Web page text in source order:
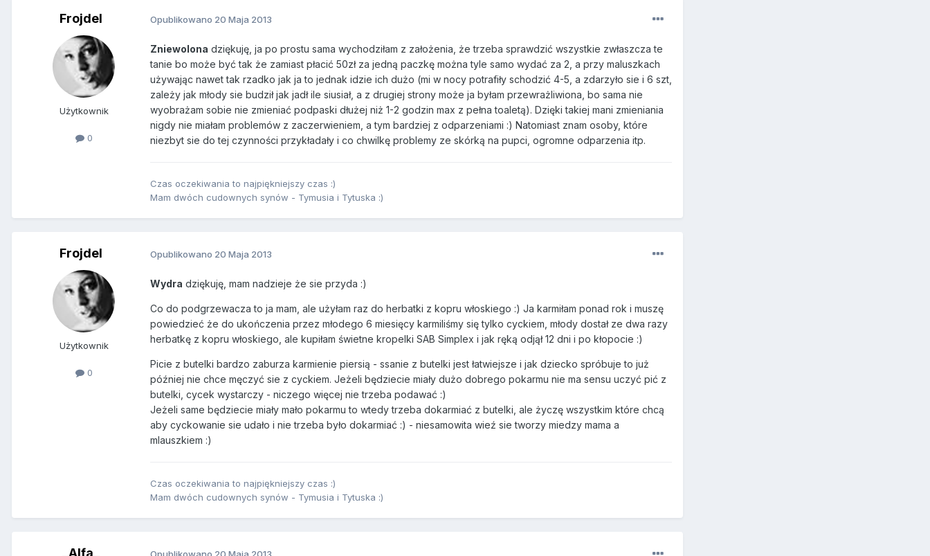
Frojdel
Użytkownik
0
Opublikowano 20 Maja 2013
Zniewolona dziękuję, ja po prostu sama wychodziłam z założenia, że trzeba sprawdzić wszystkie zwłaszcza te
tanie bo może być tak że zamiast płacić 50zł za jedną paczkę można tyle samo wydać za 2, a przy maluszkach
używając nawet tak rzadko jak ja to jednak idzie ich dużo (mi w nocy potrafiły schodzić 4-5, a zdarzyło sie i 6 szt,
zależy jak młody sie budził jak jadł ile siusiał, a z drugiej strony może ja byłam przewrażliwiona, bo sama nie
wyobrażam sobie nie zmieniać podpaski dłużej niż 1-2 godzin max z pełna toaletą). Dzięki takiej mani zmieniania
nigdy nie miałam problemów z zaczerwieniem, a tym bardziej z odparzeniami :) Natomiast znam osoby, które
niezbyt sie do tej czynności przykładały i co chwilkę problemy ze skórką na pupci, ogromne odparzenia itp.
Czas oczekiwania to najpiękniejszy czas :)
Mam dwóch cudownych synów - Tymusia i Tytuska :)
Frojdel
Użytkownik
0
Opublikowano 20 Maja 2013
Wydra dziękuję, mam nadzieje że sie przyda :)
Co do podgrzewacza to ja mam, ale użyłam raz do herbatki z kopru włoskiego :) Ja karmiłam ponad rok i muszę
powiedzieć że do ukończenia przez młodego 6 miesięcy karmiliśmy się tylko cyckiem, młody dostał ze dwa razy
herbatkę z kopru włoskiego, ale kupiłam świetne kropelki SAB Simplex i jak ręką odjął 12 dni i po kłopocie :)
Picie z butelki bardzo zaburza karmienie piersią - ssanie z butelki jest łatwiejsze i jak dziecko spróbuje to już
później nie chce męczyć sie z cyckiem. Jeżeli będziecie miały dużo dobrego pokarmu nie ma sensu uczyć pić z
butelki, cycek wystarczy - niczego więcej nie trzeba podawać :)
Jeżeli same będziecie miały mało pokarmu to wtedy trzeba dokarmiać z butelki, ale życzę wszystkim które chcą
aby cyckowanie sie udało i nie trzeba było dokarmiać :) - niesamowita wieź sie tworzy miedzy mama a
mlauszkiem :)
Czas oczekiwania to najpiękniejszy czas :)
Mam dwóch cudownych synów - Tymusia i Tytuska :)
_Alfa_ Opublikowano 20 Maja 2013